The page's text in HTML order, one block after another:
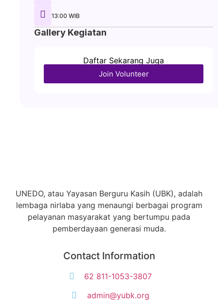
13:00 WIB
Gallery Kegiatan
Daftar Sekarang Juga
Join Volunteer
UNEDO, atau Yayasan Berguru Kasih (UBK), adalah
lembaga nirlaba yang menaungi berbagai program
pelayanan masyarakat yang bertumpu pada
pemberdayaan generasi muda.
Contact Information
62 811-1053-3807
admin@yubk.org